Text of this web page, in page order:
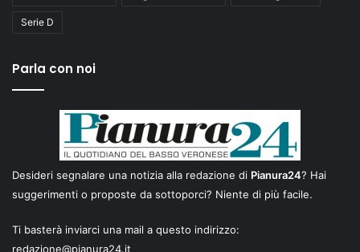
Serie D
Parla con noi
Desideri segnalare una notizia alla redazione di Pianura24? Hai
suggerimenti o proposte da sottoporci? Niente di più facile.
Ti basterà inviarci una mail a questo indirizzo:
redazione@pianura24.it